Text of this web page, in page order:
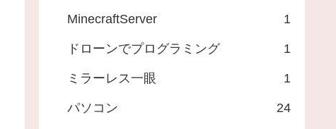
MinecraftServer 1
ドローンでプログラミング 1
ミラーレス一眼 1
パソコン 24